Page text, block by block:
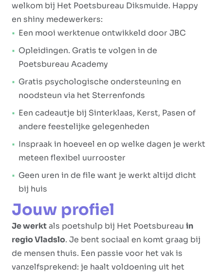
welkom bij Het Poetsbureau Diksmuide. Happy
en shiny medewerkers:
Een mooi werktenue ontwikkeld door JBC
Opleidingen. Gratis te volgen in de
Poetsbureau Academy
Gratis psychologische ondersteuning en
noodsteun via het Sterrenfonds
Een cadeautje bij Sinterklaas, Kerst, Pasen of
andere feestelijke gelegenheden
Inspraak in hoeveel en op welke dagen je werkt
meteen flexibel uurrooster
Geen uren in de file want je werkt altijd dicht
bij huis
Jouw profiel
Je werktals poetshulp bij Het Poetsbureau in
regio Vladslo. Je bent sociaal en komt graag bij
de mensen thuis. Een passie voor het vak is
vanzelfsprekend: je haalt voldoening uit het